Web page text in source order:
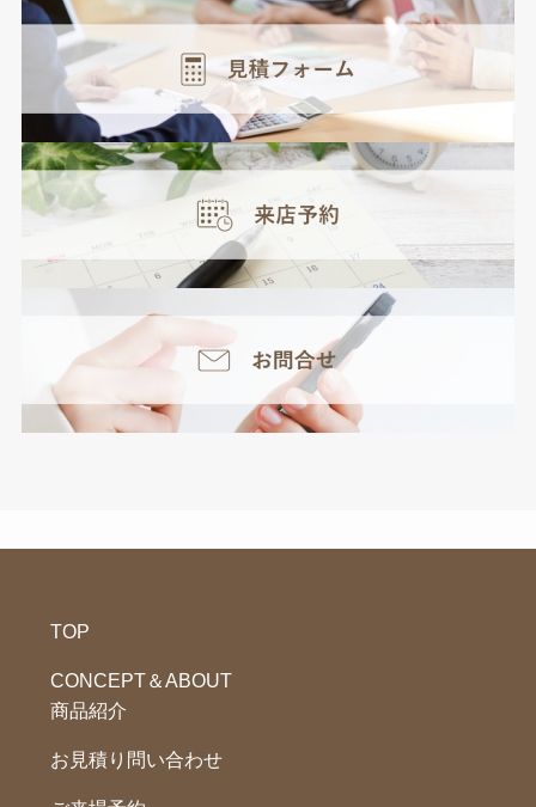
TOP
CONCEPT＆ABOUT
商品紹介
お見積り問い合わせ